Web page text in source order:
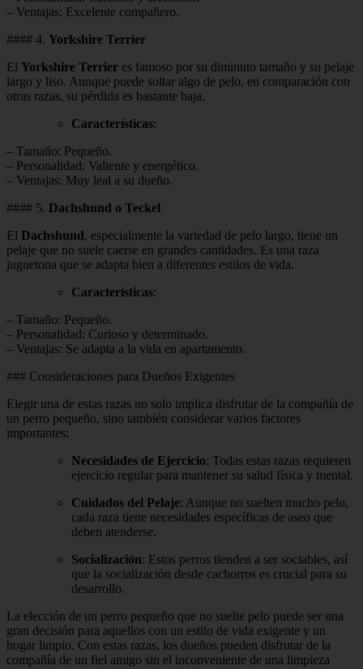
– Ventajas: Excelente compañero.
#### 4. Yorkshire Terrier
El Yorkshire Terrier es famoso por su diminuto tamaño y su pelaje
largo y liso. Aunque puede soltar algo de pelo, en comparación con
otras razas, su pérdida es bastante baja.
Características:
– Tamaño: Pequeño.
– Personalidad: Valiente y energético.
– Ventajas: Muy leal a su dueño.
#### 5. Dachshund o Teckel
El Dachshund, especialmente la variedad de pelo largo, tiene un
pelaje que no suele caerse en grandes cantidades. Es una raza
juguetona que se adapta bien a diferentes estilos de vida.
Características:
– Tamaño: Pequeño.
– Personalidad: Curioso y determinado.
– Ventajas: Se adapta a la vida en apartamento.
### Consideraciones para Dueños Exigentes
Elegir una de estas razas no solo implica disfrutar de la compañía de
un perro pequeño, sino también considerar varios factores
importantes:
Necesidades de Ejercicio: Todas estas razas requieren
ejercicio regular para mantener su salud física y mental.
Cuidados del Pelaje: Aunque no suelten mucho pelo,
cada raza tiene necesidades específicas de aseo que
deben atenderse.
Socialización: Estos perros tienden a ser sociables, así
que la socialización desde cachorros es crucial para su
desarrollo.
La elección de un perro pequeño que no suelte pelo puede ser una
gran decisión para aquellos con un estilo de vida exigente y un
hogar limpio. Con estas razas, los dueños pueden disfrutar de la
compañía de un fiel amigo sin el inconveniente de una limpieza